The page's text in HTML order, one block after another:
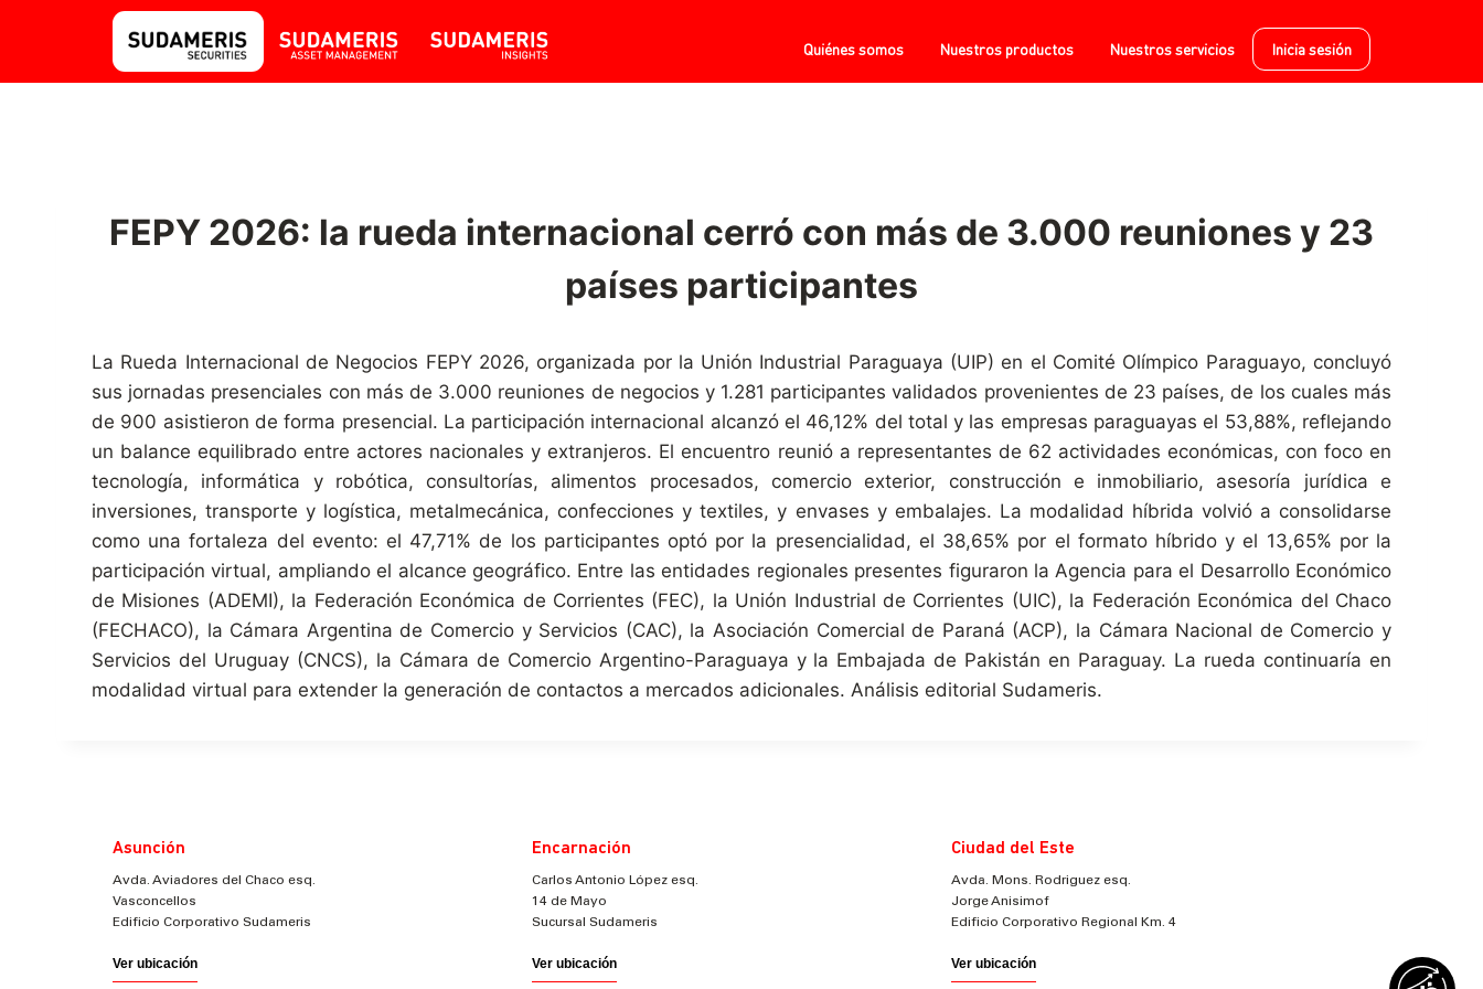
Quiénes somos Nuestros productos Nuestros servicios Inicia sesión
FEPY 2026: la rueda internacional cerró con más de 3.000 reuniones y 23
países participantes
La Rueda Internacional de Negocios FEPY 2026, organizada por la Unión Industrial Paraguaya (UIP) en el Comité Olímpico Paraguayo, concluyó
sus jornadas presenciales con más de 3.000 reuniones de negocios y 1.281 participantes validados provenientes de 23 países, de los cuales más
de 900 asistieron de forma presencial. La participación internacional alcanzó el 46,12% del total y las empresas paraguayas el 53,88%, reflejando
un balance equilibrado entre actores nacionales y extranjeros. El encuentro reunió a representantes de 62 actividades económicas, con foco en
tecnología, informática y robótica, consultorías, alimentos procesados, comercio exterior, construcción e inmobiliario, asesoría jurídica e
inversiones, transporte y logística, metalmecánica, confecciones y textiles, y envases y embalajes. La modalidad híbrida volvió a consolidarse
como una fortaleza del evento: el 47,71% de los participantes optó por la presencialidad, el 38,65% por el formato híbrido y el 13,65% por la
participación virtual, ampliando el alcance geográfico. Entre las entidades regionales presentes figuraron la Agencia para el Desarrollo Económico
de Misiones (ADEMI), la Federación Económica de Corrientes (FEC), la Unión Industrial de Corrientes (UIC), la Federación Económica del Chaco
(FECHACO), la Cámara Argentina de Comercio y Servicios (CAC), la Asociación Comercial de Paraná (ACP), la Cámara Nacional de Comercio y
Servicios del Uruguay (CNCS), la Cámara de Comercio Argentino-Paraguaya y la Embajada de Pakistán en Paraguay. La rueda continuaría en
modalidad virtual para extender la generación de contactos a mercados adicionales. Análisis editorial Sudameris.
Asunción
Avda. Aviadores del Chaco esq.
Vasconcellos
Edificio Corporativo Sudameris
Ver ubicación
Encarnación
Carlos Antonio López esq.
14 de Mayo
Sucursal Sudameris
Ver ubicación
Ciudad del Este
Avda. Mons. Rodriguez esq.
Jorge Anisimof
Edificio Corporativo Regional Km. 4
Ver ubicación